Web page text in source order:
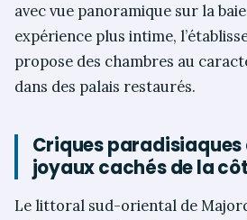
avec vue panoramique sur la
expérience plus intime,
propose des chambres au
dans des palais restaurés.
Criques paradisiaques
joyaux cachés de la
Le littoral sud-oriental de